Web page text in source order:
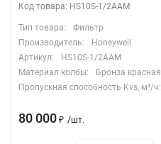
Код товара: HS10S-1/2AAM
Тип товара:
Фильтр
Производитель:
Honeywell
Артикул:
HS10S-1/2AAM
Материал колбы:
Бронза красная
Пропускная способность Kvs, м³/ч:
80 000 ₽ /шт.